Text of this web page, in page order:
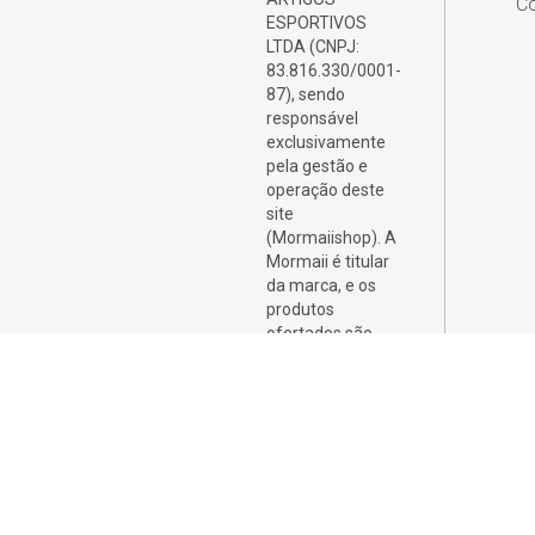
ESPORTIVOS
LTDA (CNPJ:
83.816.330/0001-
87), sendo
responsável
exclusivamente
pela gestão e
operação deste
site
(Mormaiishop). A
Mormaii é titular
da marca, e os
produtos
ofertados são